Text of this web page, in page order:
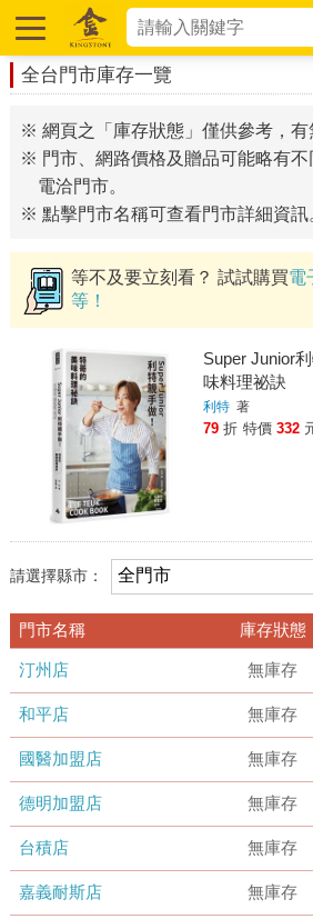
全台門市庫存一覽
※ 網頁之「庫存狀態」僅供參考，有
※ 門市、網路價格及贈品可能略有不
電洽門市。
※ 點擊門市名稱可查看門市詳細資訊
等不及要立刻看？ 試試購買電
等！
Super Junior
味料理祕訣
利特 著
79 折 特價 332
請選擇縣市：
門市名稱 庫存狀態
汀州店 無庫存
和平店 無庫存
國醫加盟店 無庫存
德明加盟店 無庫存
台積店 無庫存
嘉義耐斯店 無庫存